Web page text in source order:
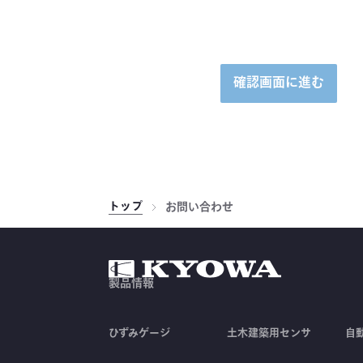
確認画面に進む
トップ お問い合わせ
製品情報
ひずみゲージ 土木建築用センサ 自